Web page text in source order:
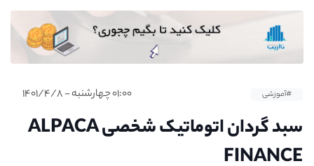
#آموزشی ۰۱:۰۰ چهارشنبه - ۱۴۰۱/۴/۸
سبد گردان اتوماتیک شخصی ALPACA
FINANCE